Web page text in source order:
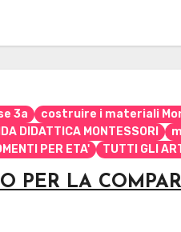
3a costruire i materiali
DIDATTICA MONTESSORI
PER ETA' TUTTI GLI
PER LA